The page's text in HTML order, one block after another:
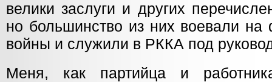
велики заслуги и других
но большинство из них воевали на
войны и служили в РККА под
Меня, как партийца и